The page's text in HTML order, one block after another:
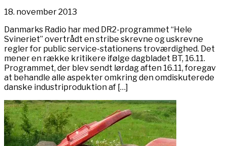
18. november 2013
Danmarks Radio har med DR2-programmet “Hele
Svineriet” overtrådt en stribe skrevne og uskrevne
regler for public service-stationens troværdighed. Det
mener en række kritikere ifølge dagbladet BT, 16.11.
Programmet, der blev sendt lørdag aften 16.11, foregav
at behandle alle aspekter omkring den omdiskuterede
danske industriproduktion af […]